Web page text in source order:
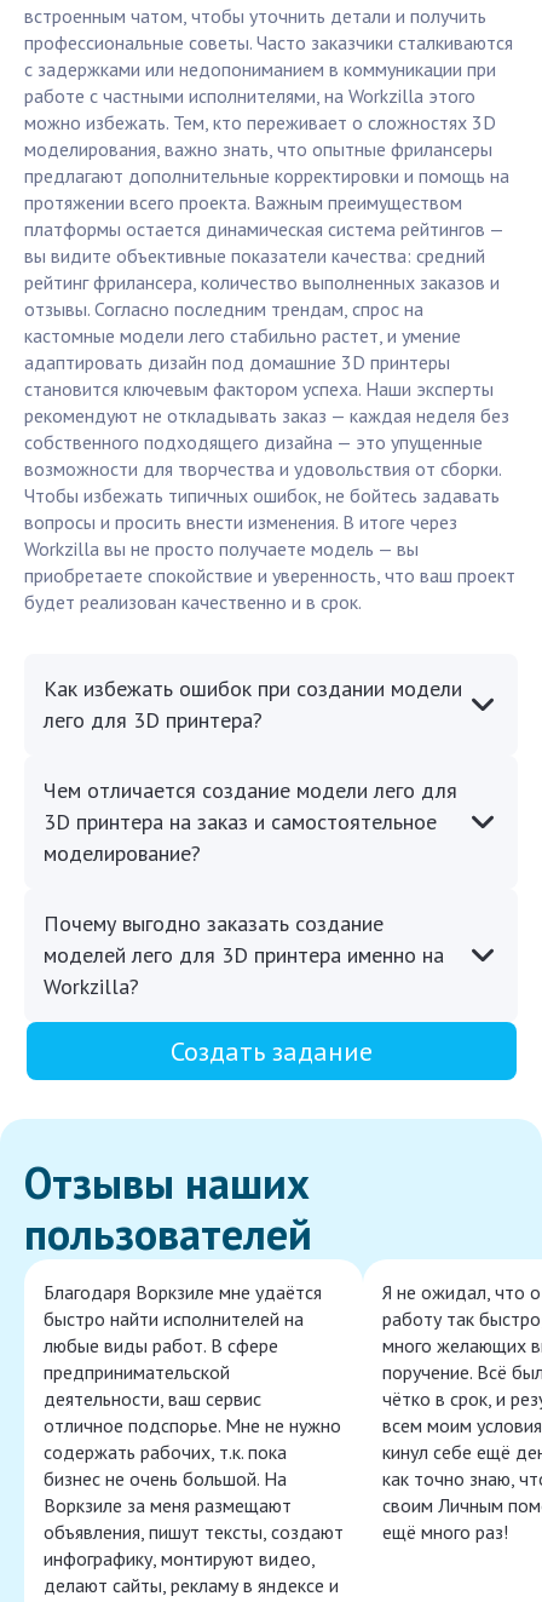
встроенным чатом, чтобы уточнить детали и получить
профессиональные советы. Часто заказчики сталкиваются
с задержками или недопониманием в коммуникации при
работе с частными исполнителями, на Workzilla этого
можно избежать. Тем, кто переживает о сложностях 3D
моделирования, важно знать, что опытные фрилансеры
предлагают дополнительные корректировки и помощь на
протяжении всего проекта. Важным преимуществом
платформы остается динамическая система рейтингов —
вы видите объективные показатели качества: средний
рейтинг фрилансера, количество выполненных заказов и
отзывы. Согласно последним трендам, спрос на
кастомные модели лего стабильно растет, и умение
адаптировать дизайн под домашние 3D принтеры
становится ключевым фактором успеха. Наши эксперты
рекомендуют не откладывать заказ — каждая неделя без
собственного подходящего дизайна — это упущенные
возможности для творчества и удовольствия от сборки.
Чтобы избежать типичных ошибок, не бойтесь задавать
вопросы и просить внести изменения. В итоге через
Workzilla вы не просто получаете модель — вы
приобретаете спокойствие и уверенность, что ваш проект
будет реализован качественно и в срок.
Как избежать ошибок при создании модели
лего для 3D принтера?
Чем отличается создание модели лего для
3D принтера на заказ и самостоятельное
моделирование?
Почему выгодно заказать создание
моделей лего для 3D принтера именно на
Workzilla?
Создать задание
Отзывы наших
пользователей
Благодаря Воркзиле мне удаётся
быстро найти исполнителей на
любые виды работ. В сфере
предпринимательской
деятельности, ваш сервис
отличное подспорье. Мне не нужно
содержать рабочих, т.к. пока
бизнес не очень большой. На
Воркзиле за меня размещают
объявления, пишут тексты, создают
инфографику, монтируют видео,
делают сайты, рекламу в яндексе и
Я не ожидал, что
работу так
много желающих
поручение. Всё
чётко в срок, и
всем моим
кинул себе ещё
как точно знаю,
своим Личным
ещё много раз!